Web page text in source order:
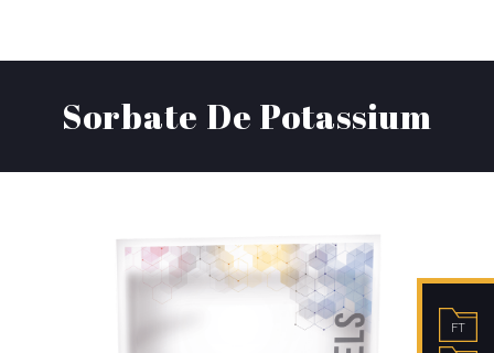
FT
Sorbate De Potassium